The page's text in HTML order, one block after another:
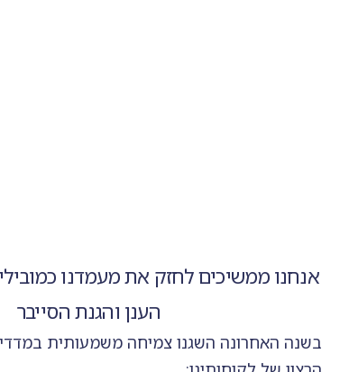
אנחנו ממשיכים לחזק את מעמדנו
הענן והגנת הסייבר
בשנה האחרונה השגנו צמיחה משמעותית במדדי